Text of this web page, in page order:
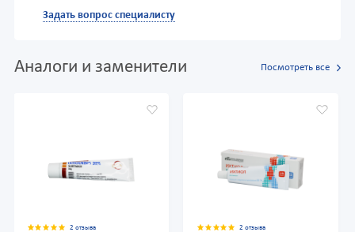
Задать вопрос специалисту
Аналоги и заменители Посмотреть все
2 отзыва 2 отзыва